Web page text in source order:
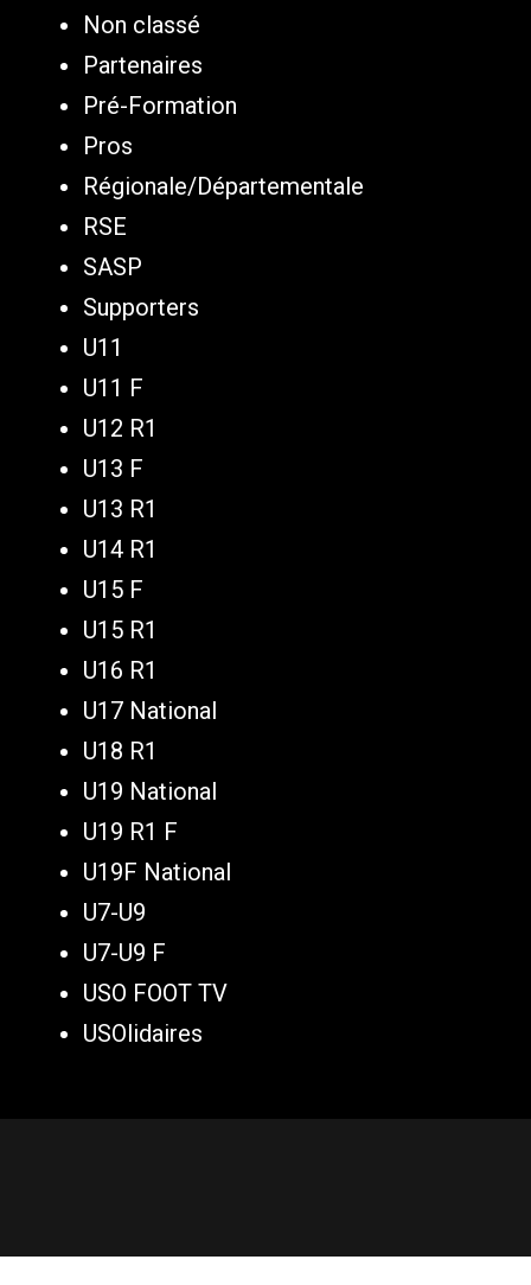
Non classé
Partenaires
Pré-Formation
Pros
Régionale/Départementale
RSE
SASP
Supporters
U11
U11 F
U12 R1
U13 F
U13 R1
U14 R1
U15 F
U15 R1
U16 R1
U17 National
U18 R1
U19 National
U19 R1 F
U19F National
U7-U9
U7-U9 F
USO FOOT TV
USOlidaires